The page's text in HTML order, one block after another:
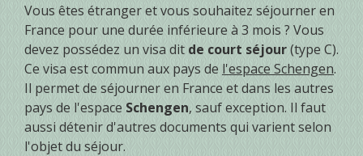
Vous êtes étranger et vous souhaitez séjourner en
France pour une durée inférieure à 3 mois ? Vous
devez possédez un visa dit de court séjour(type C).
Ce visa est commun aux pays de l'espace Schengen.
Il permet de séjourner en France et dans les autres
pays de l'espace Schengen, sauf exception. Il faut
aussi détenir d'autres documents qui varient selon
l'objet du séjour.